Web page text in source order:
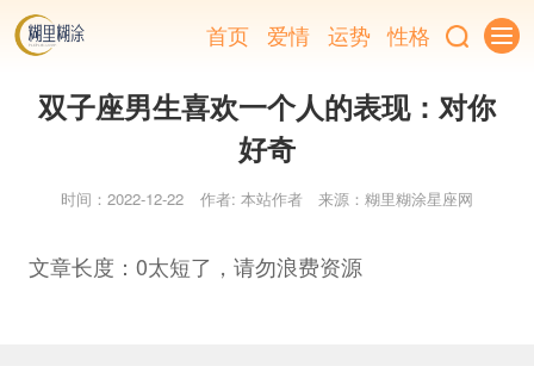
首页 爱情 运势 性格
双子座男生喜欢一个人的表现：对你
好奇
时间：2022-12-22 作者: 本站作者 来源：糊里糊涂星座网
文章长度：0太短了，请勿浪费资源